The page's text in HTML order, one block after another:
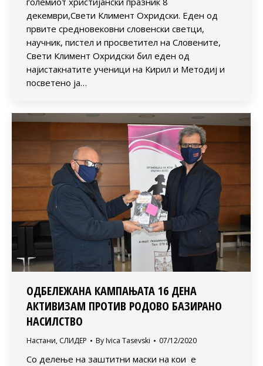
декември,Свети Климент Охридски. Еден од
првите средновековни словенски светци,
научник, пистел и просветител на Словените,
Свети Климент Охридски бил еден од
најистакнатите ученици на Кирил и Методиј и
посветено ја…
ОДБЕЛЕЖАНА КАМПАЊАТА 16 ДЕНА
АКТИВИЗАМ ПРОТИВ РОДОВО БАЗИРАНО
НАСИЛСТВО
Настани, СЛИДЕР By Ivica Tasevski 07/12/2020
Со делење на заштитни маски на кои е